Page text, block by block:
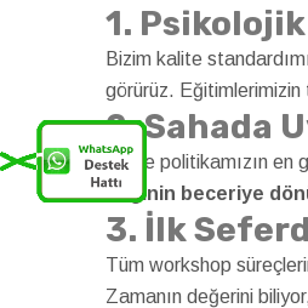
1. Psikolojik
Bizim kalite
görürüz. Eğitimlerimizin
2. Sahada
Kalite politikamızın en
Bilginin beceriye
3. İlk
Tüm workshop
Zamanın değerini